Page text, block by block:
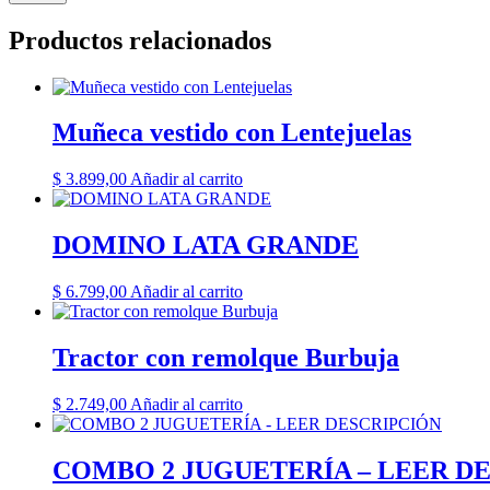
Productos relacionados
Muñeca vestido con Lentejuelas
$ 3.899,00 Añadir al carrito
DOMINO LATA GRANDE
$ 6.799,00 Añadir al carrito
Tractor con remolque Burbuja
$ 2.749,00 Añadir al carrito
COMBO 2 JUGUETERÍA – LEER